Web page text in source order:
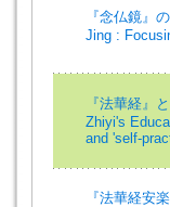
『念仏鏡』
Jing :
『法華経』
Zhiyi's
and 'self-
『法華経安